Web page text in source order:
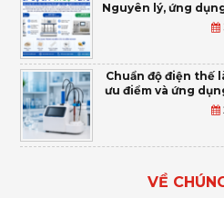
Nguyên lý, ứng
Chuẩn độ điện thế
ưu điểm và ứng
VỀ